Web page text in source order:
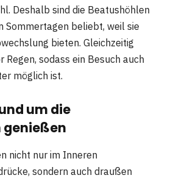
Deshalb sind die Beatushöhlen
Sommertagen beliebt, weil sie
bieten. Gleichzeitig
sodass ein Besuch auch
möglich ist.
um die
genießen
nicht nur im Inneren
sondern auch draußen